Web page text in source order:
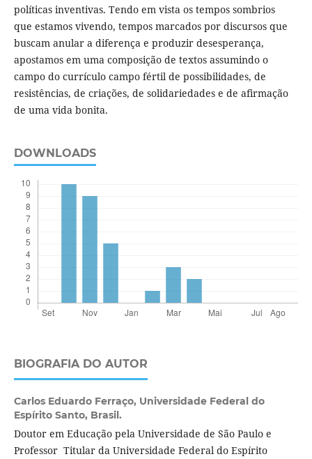
políticas inventivas. Tendo em vista os tempos sombrios
que estamos vivendo, tempos marcados por discursos que
buscam anular a diferença e produzir desesperança,
apostamos em uma composição de textos assumindo o
campo do currículo campo fértil de possibilidades, de
resistências, de criações, de solidariedades e de afirmação
de uma vida bonita.
DOWNLOADS
BIOGRAFIA DO AUTOR
Carlos Eduardo Ferraço, Universidade Federal do
Espírito Santo, Brasil.
Doutor em Educação pela Universidade de São Paulo e
Professor Titular da Universidade Federal do Espírito